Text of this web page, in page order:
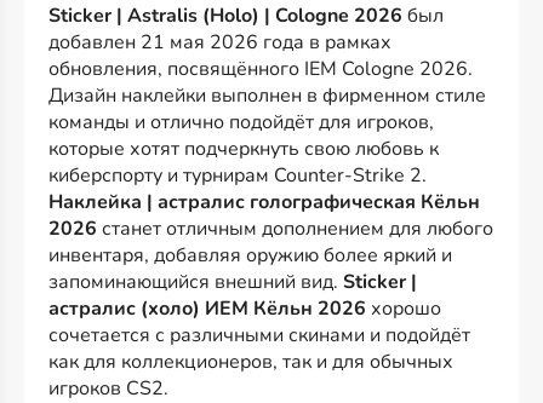
Sticker | Astralis (Holo) | Cologne 2026 был
добавлен 21 мая 2026 года в рамках
обновления, посвящённого IEM Cologne 2026.
Дизайн наклейки выполнен в фирменном стиле
команды и отлично подойдёт для игроков,
которые хотят подчеркнуть свою любовь к
киберспорту и турнирам Counter-Strike 2.
Наклейка | астралис голографическая Кёльн
2026 станет отличным дополнением для любого
инвентаря, добавляя оружию более яркий и
запоминающийся внешний вид. Sticker |
астралис (холо) ИЕМ Кёльн 2026 хорошо
сочетается с различными скинами и подойдёт
как для коллекционеров, так и для обычных
игроков CS2.